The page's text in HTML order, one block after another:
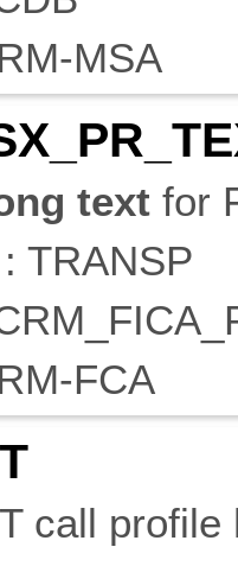
MSA
text for
TRANSP
FCA
call profile